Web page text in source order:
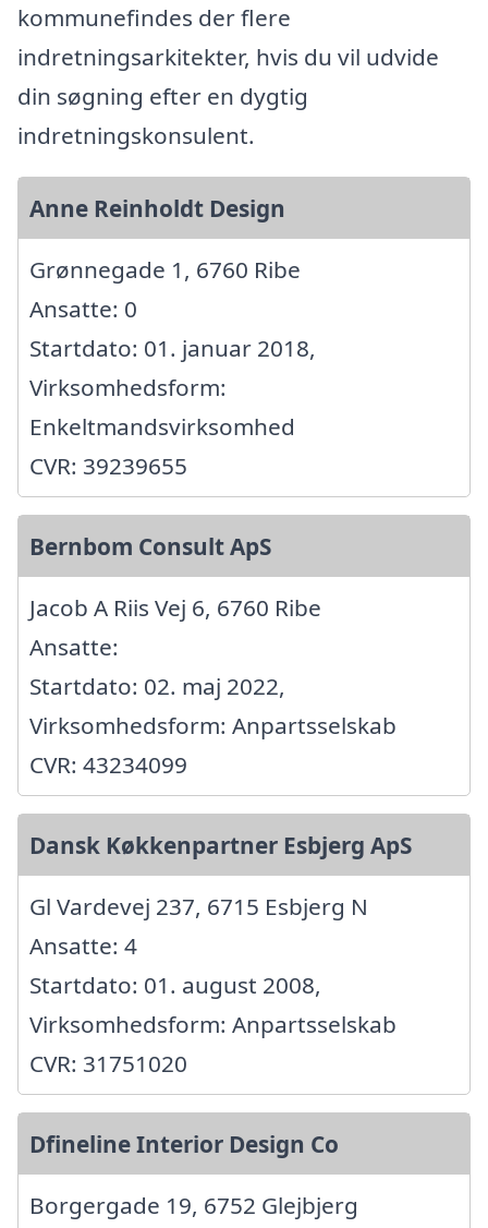
kommunefindes der flere
indretningsarkitekter, hvis du vil udvide
din søgning efter en dygtig
indretningskonsulent.
Anne Reinholdt Design
Grønnegade 1, 6760 Ribe
Ansatte: 0
Startdato: 01. januar 2018,
Virksomhedsform:
Enkeltmandsvirksomhed
CVR: 39239655
Bernbom Consult ApS
Jacob A Riis Vej 6, 6760 Ribe
Ansatte:
Startdato: 02. maj 2022,
Virksomhedsform: Anpartsselskab
CVR: 43234099
Dansk Køkkenpartner Esbjerg ApS
Gl Vardevej 237, 6715 Esbjerg N
Ansatte: 4
Startdato: 01. august 2008,
Virksomhedsform: Anpartsselskab
CVR: 31751020
Dfineline Interior Design Co
Borgergade 19, 6752 Glejbjerg